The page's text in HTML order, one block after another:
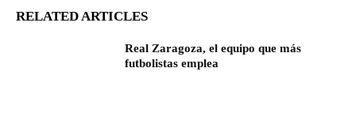
RELATED ARTICLES
Real Zaragoza, el equipo que más
futbolistas emplea